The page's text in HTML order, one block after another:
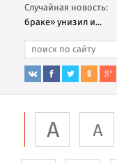
Случайная новость:
браке» унизил и...